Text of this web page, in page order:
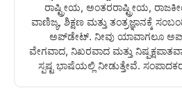
ರಾಷ್ಟ್ರೀಯ, ಅಂತರರಾಷ್ಟ್ರೀಯ,
ವಾಣಿಜ್ಯ, ಶಿಕ್ಷಣ ಮತ್ತು ತಂತ್ರಜ್ಞಾನಕ್ಕೆ
ಅಪ್‌ಡೇಟ್. ನೀವು ಯಾವಾಗಲೂ
ವೇಗವಾದ, ನಿಖರವಾದ ಮತ್ತು
ಸ್ಪಷ್ಟ ಭಾಷೆಯಲ್ಲಿ ನೀಡುತ್ತೇವೆ.